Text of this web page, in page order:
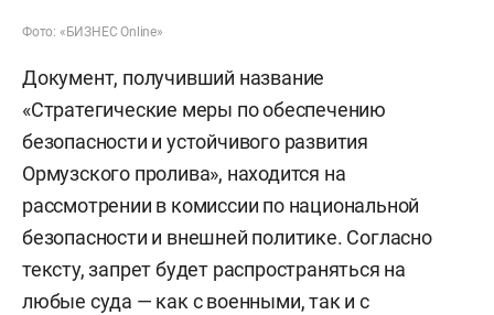
Фото: «БИЗНЕС Online»
Документ, получивший название
«Стратегические меры по обеспечению
безопасности и устойчивого развития
Ормузского пролива», находится на
рассмотрении в комиссии по национальной
безопасности и внешней политике. Согласно
тексту, запрет будет распространяться на
любые суда — как с военными, так и с